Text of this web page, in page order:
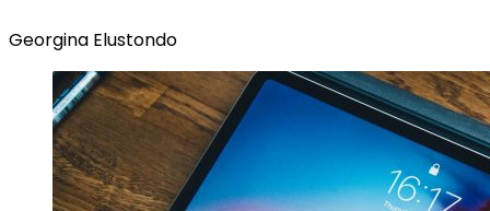
Georgina Elustondo